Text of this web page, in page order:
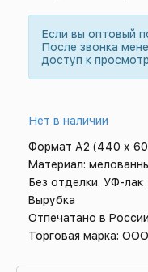
Если вы оптовый
После звонка
доступ к
Нет в наличии
Формат А2 (440 х
Материал:
Без отделки. УФ-лак
Вырубка
Отпечатано в России
Торговая марка: